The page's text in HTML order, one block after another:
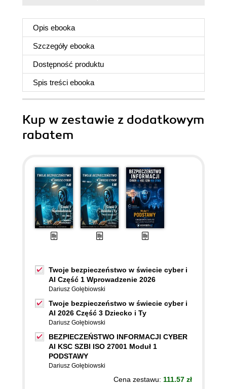
Opis ebooka
Szczegóły ebooka
Dostępność produktu
Spis treści ebooka
Kup w zestawie z dodatkowym
rabatem
Twoje bezpieczeństwo w świecie cyber i
AI Część 1 Wprowadzenie 2026
Dariusz Gołębiowski
Twoje bezpieczeństwo w świecie cyber i
AI 2026 Część 3 Dziecko i Ty
Dariusz Gołębiowski
BEZPIECZEŃSTWO INFORMACJI CYBER
AI KSC SZBI ISO 27001 Moduł 1
PODSTAWY
Dariusz Gołębiowski
Cena zestawu: 111.57 zł